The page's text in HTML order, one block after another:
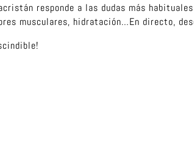
responde a las dudas más
musculares, hidratación…En directo,